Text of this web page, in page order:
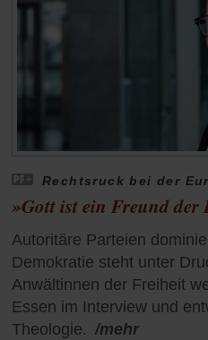
Rechtsruck bei der
»Gott ist ein Freund der
Autoritäre Parteien
Demokratie steht unter
Anwältinnen der Freiheit
Essen im Interview und
Theologie. /mehr